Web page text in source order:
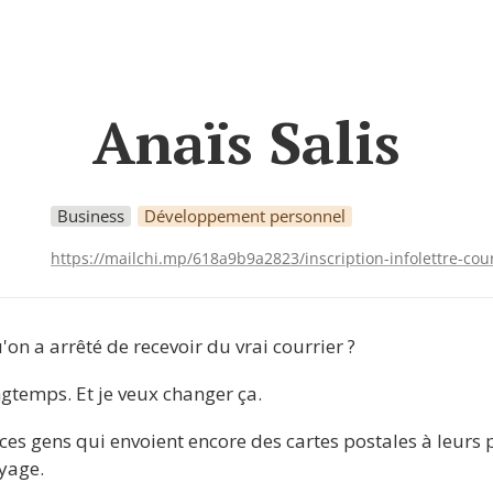
Anaïs Salis
Business Développement personnel
https://mailchi.mp/618a9b9a2823/inscription-infolettre-
a arrêté de recevoir du vrai courrier ?
Et je veux changer ça.
gens qui envoient encore des cartes postales à leurs